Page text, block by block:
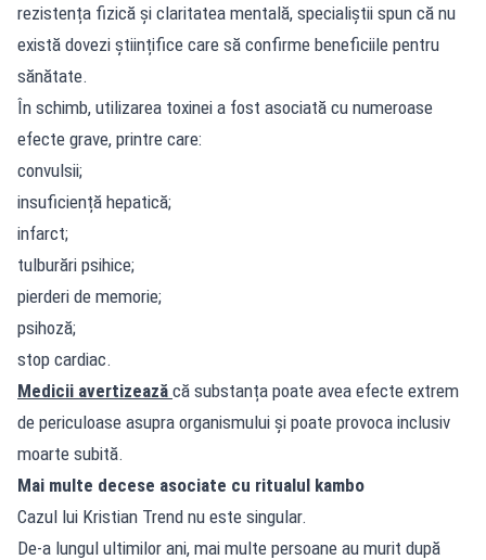
rezistența fizică și claritatea mentală, specialiștii spun că nu
există dovezi științifice care să confirme beneficiile pentru
sănătate.
În schimb, utilizarea toxinei a fost asociată cu numeroase
efecte grave, printre care:
convulsii;
insuficiență hepatică;
infarct;
tulburări psihice;
pierderi de memorie;
psihoză;
stop cardiac.
Medicii avertizează că substanța poate avea efecte extrem
de periculoase asupra organismului și poate provoca inclusiv
moarte subită.
Mai multe decese asociate cu ritualul kambo
Cazul lui Kristian Trend nu este singular.
De-a lungul ultimilor ani, mai multe persoane au murit după